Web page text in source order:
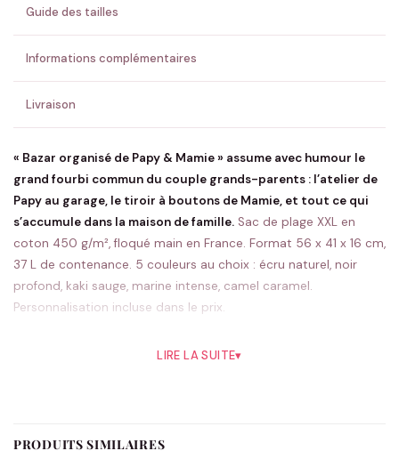
💚 Retour sous 24-48h🇫🇷 Flocage en France✅ Validation avant fabrication
Guide des tailles
Informations complémentaires
Livraison
« Bazar organisé de Papy & Mamie » assume avec humour le
grand fourbi commun du couple grands-parents : l’atelier de
Papy au garage, le tiroir à boutons de Mamie, et tout ce qui
s’accumule dans la maison de famille. Sac de plage XXL en
coton 450 g/m², floqué main en France. Format 56 x 41 x 16 cm,
37 L de contenance. 5 couleurs au choix : écru naturel, noir
profond, kaki sauge, marine intense, camel caramel.
Personnalisation incluse dans le prix.
Mamie en détail
sur la face avant. Ce cadeau grands-parents personnalisé
LIRE LA SUITE▾
PRODUITS SIMILAIRES